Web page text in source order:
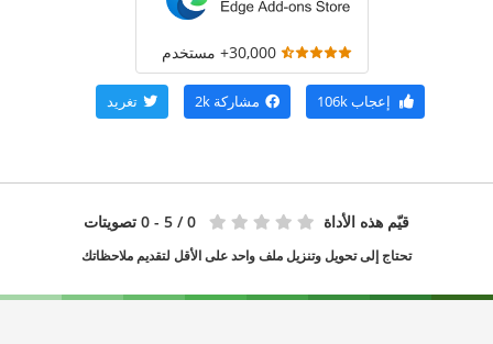
30,000+ مستخدم
إعجاب106k مشاركة 2k تغريد
قيّم هذه الأداة 0 / 5 - 0 تصويتات
تحتاج إلى تحويل وتنزيل ملف واحد على الأقل لتقديم ملاحظاتك